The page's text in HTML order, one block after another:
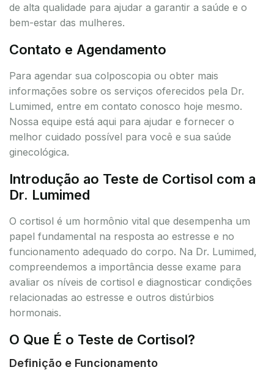
de alta qualidade para ajudar a garantir a saúde e o
bem-estar das mulheres.
Contato e Agendamento
Para agendar sua colposcopia ou obter mais
informações sobre os serviços oferecidos pela Dr.
Lumimed, entre em contato conosco hoje mesmo.
Nossa equipe está aqui para ajudar e fornecer o
melhor cuidado possível para você e sua saúde
ginecológica.
Introdução ao Teste de Cortisol com a
Dr. Lumimed
O cortisol é um hormônio vital que desempenha um
papel fundamental na resposta ao estresse e no
funcionamento adequado do corpo. Na Dr. Lumimed,
compreendemos a importância desse exame para
avaliar os níveis de cortisol e diagnosticar condições
relacionadas ao estresse e outros distúrbios
hormonais.
O Que É o Teste de Cortisol?
Definição e Funcionamento